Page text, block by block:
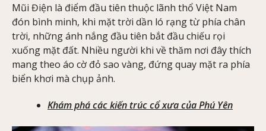
Mũi Điện là điểm đầu tiên thuộc lãnh thổ Việt Nam
đón bình minh, khi mặt trời dần ló rạng từ phía chân
trời, những ánh nắng đầu tiên bắt đầu chiếu rọi
xuống mặt đất. Nhiều người khi về thăm nơi đây thích
mang theo áo cờ đỏ sao vàng, đứng quay mặt ra phía
biển khơi mà chụp ảnh.
Khám phá các kiến trúc cổ xưa của Phú Yên